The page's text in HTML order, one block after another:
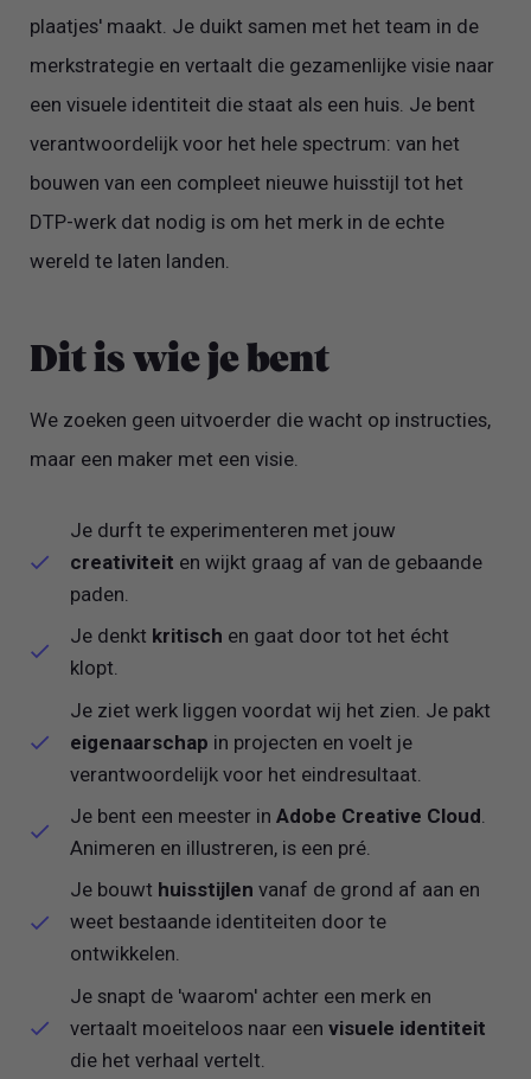
plaatjes' maakt. Je duikt samen met het team in de
merkstrategie en vertaalt die gezamenlijke visie naar
een visuele identiteit die staat als een huis. Je bent
verantwoordelijk voor het hele spectrum: van het
bouwen van een compleet nieuwe huisstijl tot het
DTP-werk dat nodig is om het merk in de echte
wereld te laten landen.
Dit is wie je bent
We zoeken geen uitvoerder die wacht op instructies,
maar een maker met een visie.
Je durft te experimenteren met jouw
creativiteit en wijkt graag af van de gebaande
paden.
Je denkt kritisch en gaat door tot het écht
klopt.
Je ziet werk liggen voordat wij het zien. Je pakt
eigenaarschap in projecten en voelt je
verantwoordelijk voor het eindresultaat.
Je bent een meester inAdobe Creative Cloud.
Animeren en illustreren, is een pré.
Je bouwt huisstijlen vanaf de grond af aan en
weet bestaande identiteiten door te
ontwikkelen.
Je snapt de 'waarom' achter een merk en
vertaalt moeiteloos naar eenvisuele identiteit
die het verhaal vertelt.